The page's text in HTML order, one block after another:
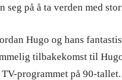
seg på å ta verden med
Hugo og hans
tilbakekomst til
programmet på 90-